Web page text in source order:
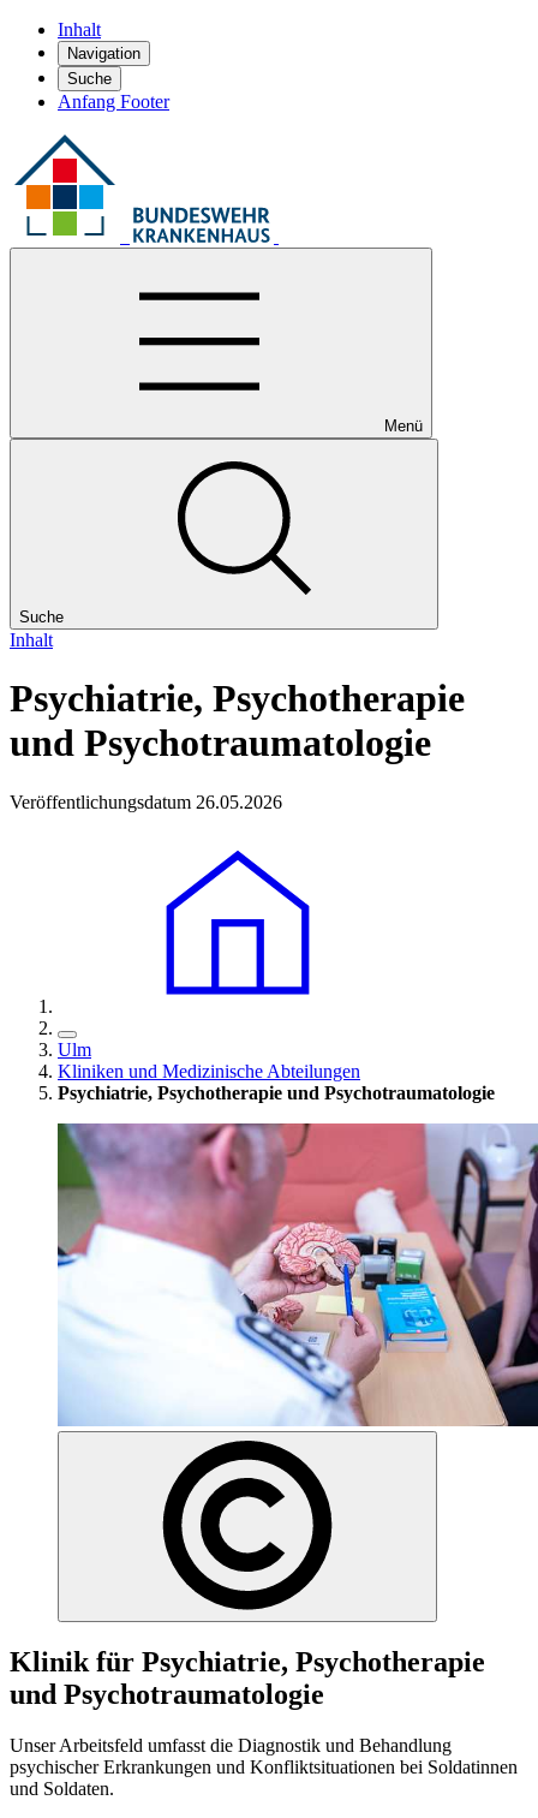
Inhalt
Navigation
Suche
Anfang Footer
Menü
Suche
Inhalt
Psychiatrie, Psychotherapie
und Psychotraumatologie
Veröffentlichungsdatum 26.05.2026
Ulm
Kliniken und Medizinische Abteilungen
Psychiatrie, Psychotherapie und Psychotraumatologie
Klinik für Psychiatrie, Psychotherapie
und Psychotraumatologie
Unser Arbeitsfeld umfasst die Diagnostik und Behandlung
psychischer Erkrankungen und Konfliktsituationen bei Soldatinnen
und Soldaten.